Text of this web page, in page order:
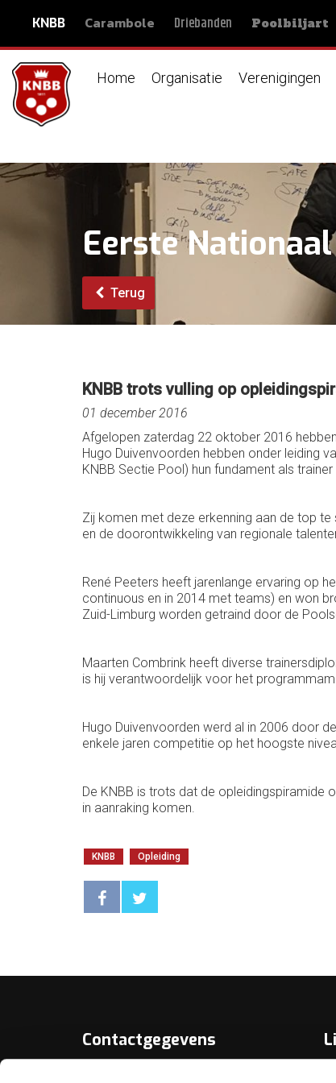
KNBB Carambole Driebanden Poolbiljart
Home Organisatie Verenigingen
Eerste
Terug
KNBB trots vulling op
01 december 2016
Afgelopen zaterdag 22 oktober 2016
Hugo Duivenvoorden hebben onder leiding
KNBB Sectie Pool) hun fundament als
Zij komen met deze erkenning aan de top
en de doorontwikkeling van regionale
René Peeters heeft jarenlange ervaring op
continuous en in 2014 met teams) en won
Zuid-Limburg worden getraind door de
Maarten Combrink heeft diverse
is hij verantwoordelijk voor het
Hugo Duivenvoorden werd al in 2006 door
enkele jaren competitie op het hoogste
De KNBB is trots dat de opleidingspiramide
in aanraking komen.
KNBB Opleiding
Contactgegevens